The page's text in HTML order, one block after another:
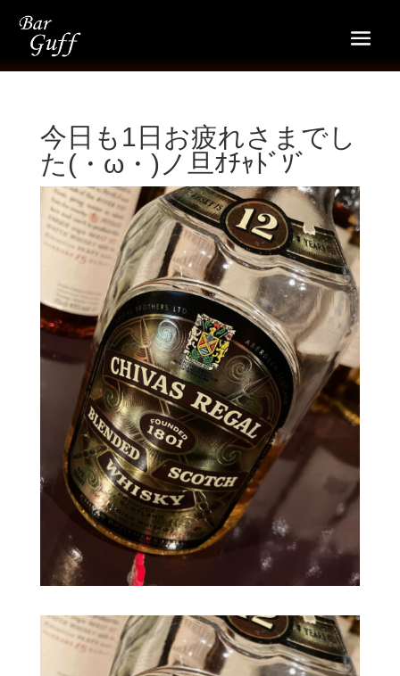
今日も1日お疲れさまでし
た(・ω・)ノ旦ｵﾁｬﾄﾞｿﾞ